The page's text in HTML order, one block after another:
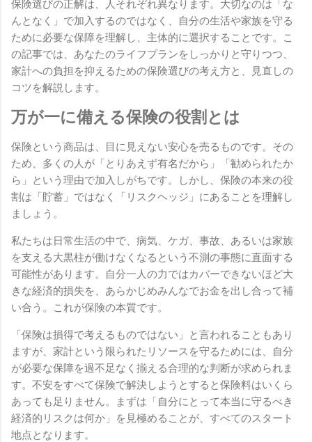
保険選びの正解は、人それぞれ異なります。大切なのは「な
んとなく」で加入するのではなく、自分の生活や家族を守る
ために必要な保障を理解し、主体的に選択することです。こ
の記事では、あなたのライフプランをしっかりと守りつつ、
家計への負担を抑えるための保険選びの考え方と、見直しの
コツを解説します。
万が一に備える保険の役割とは
保険という商品は、目に見えない安心を売るものです。その
ため、多くの人が「とりあえず有名だから」「勧められたか
ら」という理由で加入しがちです。しかし、保険の本来の役
割は「貯蓄」ではなく「リスクヘッジ」にあることを理解し
ましょう。
私たちは日常生活の中で、病気、ケガ、事故、あるいは家族
を支える大黒柱が働けなくなるという不測の事態に直面する
可能性があります。自分一人の力ではカバーできないほど大
きな経済的損失を、あらかじめみんなでお金を出し合って補
い合う。これが保険の本質です。
「保険は損得で考えるものではない」と言われることもあり
ますが、家計という限られたリソースを守るためには、自分
が必要な保障を過不足なく揃える合理的な判断が求められま
す。不安をすべて保険で解決しようとすると保険料はいくら
あっても足りません。まずは「自分にとって本当に守るべき
経済的リスクは何か」を見極めることが、すべてのスタート
地点となります。